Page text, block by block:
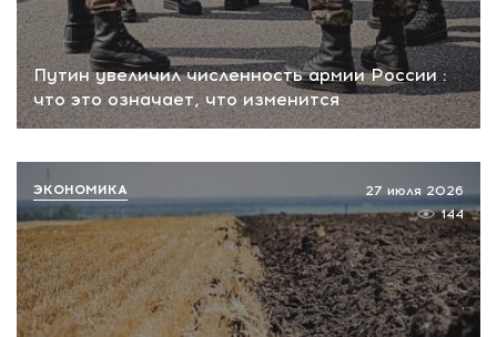
Путин увеличил численность армии России :
что это означает, что изменится
27 июля 2026
144
ЭКОНОМИКА